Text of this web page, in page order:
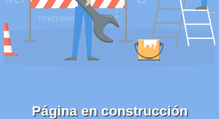
Página en construcción